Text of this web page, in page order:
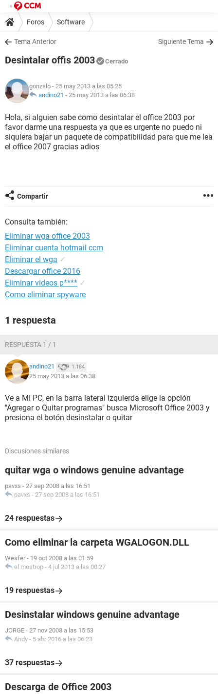
Foros Software
Tema Anterior Siguiente Tema
Desintalar offis 2003 Cerrado
gonzalo - 25 may 2013 a las 05:25
andino21 - 25 may 2013 a las 06:38
Hola, si alguien sabe como desintalar el office 2003 por
favor darme una respuesta ya que es urgente no puedo ni
siquiera bajar un paquete de compatibilidad para que me lea
el office 2007 gracias adios
Compartir
Consulta también:
Eliminar wga office 2003
Eliminar cuenta hotmail ccm
Eliminar el wga ✓
Descargar office 2016
Eliminar videos p**** ✓
Como eliminar spyware
1 respuesta
RESPUESTA 1 / 1
andino21 1.184
25 may 2013 a las 06:38
Ve a MI PC, en la barra lateral izquierda elige la opción
"Agregar o Quitar programas" busca Microsoft Office 2003 y
presiona el botón desinstalar o quitar
Discusiones similares
quitar wga o windows genuine advantage
pavxs - 27 sep 2008 a las 16:51
pavxs - 27 sep 2008 a las 16:51
24 respuestas
Como eliminar la carpeta WGALOGON.DLL
Wesfer - 19 oct 2008 a las 01:59
el mostrop - 4 jul 2013 a las 00:27
19 respuestas
Desinstalar windows genuine advantage
JORGE - 27 nov 2008 a las 15:53
Andy - 5 abr 2016 a las 06:23
37 respuestas
Descarga de Office 2003